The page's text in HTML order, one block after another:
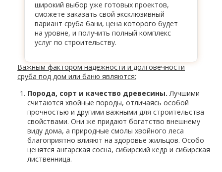
широкий выбор уже готовых проектов,
сможете заказать свой эксклюзивный
вариант сруба бани, цена которого будет
на уровне, и получить полный комплекс
услуг по строительству.
Важным фактором надежности и долговечности
сруба под дом или баню являются:
Порода, сорт и качество древесины. Лучшими
считаются хвойные породы, отличаясь особой
прочностью и другими важными для строительства
свойствами. Они же придают богатство внешнему
виду дома, а природные смолы хвойного леса
благоприятно влияют на здоровье жильцов. Особо
ценятся ангарская сосна, сибирский кедр и сибирская
лиственница.